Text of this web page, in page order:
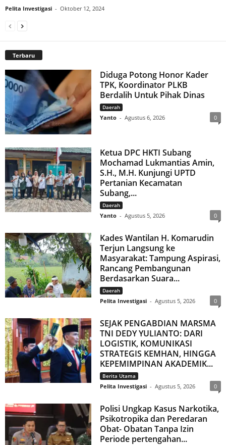
Pelita Investigasi - Oktober 12, 2024
Terbaru
Diduga Potong Honor Kader
TPK, Koordinator PLKB
Berdalih Untuk Pihak Dinas
Daerah
Yanto - Agustus 6, 2026 0
Ketua DPC HKTI Subang
Mochamad Lukmantias Amin,
S.H., M.H. Kunjungi UPTD
Pertanian Kecamatan
Subang,...
Daerah
Yanto - Agustus 5, 2026 0
Kades Wantilan H. Komarudin
Terjun Langsung ke
Masyarakat: Tampung Aspirasi,
Rancang Pembangunan
Berdasarkan Suara...
Daerah
Pelita Investigasi - Agustus 5, 2026 0
SEJAK PENGABDIAN MARSMA
TNI DEDY YULIANTO: DARI
LOGISTIK, KOMUNIKASI
STRATEGIS KEMHAN, HINGGA
KEPEMIMPINAN AKADEMIK...
Berita Utama
Pelita Investigasi - Agustus 5, 2026 0
Polisi Ungkap Kasus Narkotika,
Psikotropika dan Peredaran
Obat- Obatan Tanpa Izin
Periode pertengahan...